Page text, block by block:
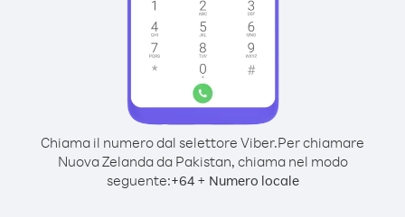
Chiama il numero dal selettore Viber.Per chiamare
Nuova Zelanda da Pakistan, chiama nel modo
seguente:+64+ Numero locale